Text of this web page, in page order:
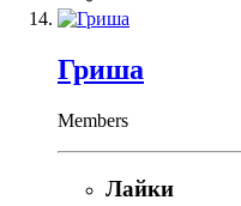
Гриша
Members
Лайки